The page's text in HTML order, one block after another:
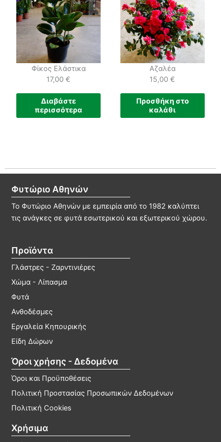
Φίκος Ελάστικα
17,00€
Διαβάστε
περισσότερα
Αζαλέα
15,00€
Προσθήκη στο
καλάθι
Φυτώριο Αθηνών
Το Φυτώριο Αθηνών με εμπειρία από το 1982 καλύπτει
τις ανάγκες σε φυτά εσωτερικού και εξωτερικού χώρου.
Προϊόντα
Γλάστρες - Ζαρντινιέρες
Χώμα - Λίπασμα
Φυτά
Ανθοδέσμες
Εργαλεία Κηπουρικής
Είδη Δώρων
Όροι χρήσης - Δεδομένα
Όροι και Προϋποθέσεις
Πολιτική Προστασίας Προσωπικών Δεδομένων
Πολιτική Cookies
Χρήσιμα